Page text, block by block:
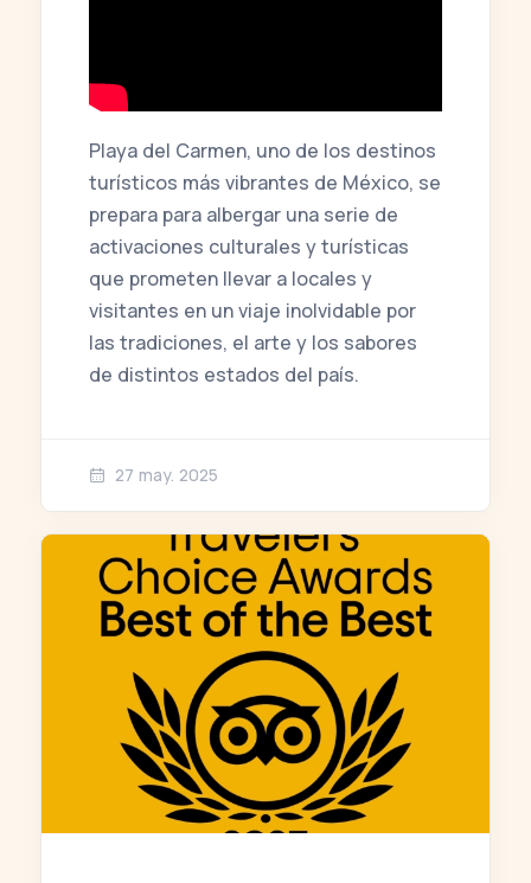
Playa del Carmen, uno de los destinos
turísticos más vibrantes de México, se
prepara para albergar una serie de
activaciones culturales y turísticas
que prometen llevar a locales y
visitantes en un viaje inolvidable por
las tradiciones, el arte y los sabores
de distintos estados del país.
27 may. 2025